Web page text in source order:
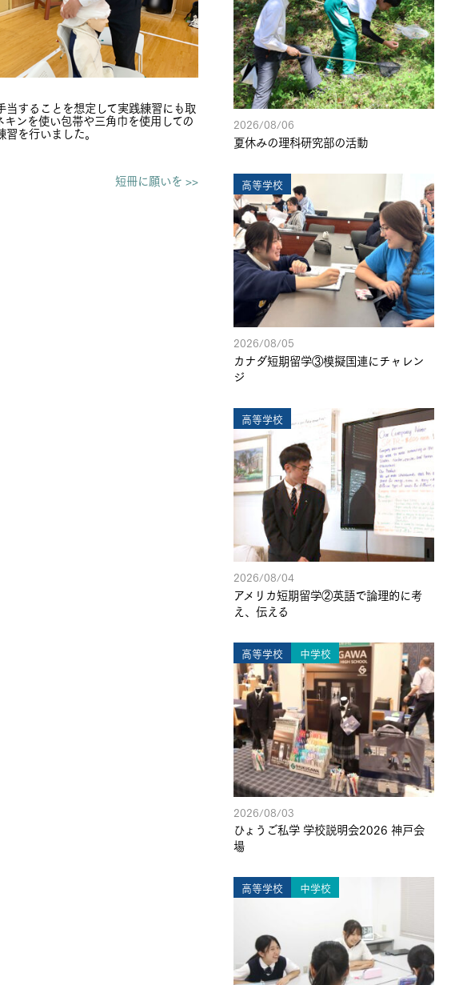
当することを想定して実践練習にも取
キンを使い包帯や三角巾を使用しての
を行いました。
短冊に願いを >>
2026/08/06
夏休みの理科研究部の活動
高等学校
2026/08/05
カナダ短期留学③模擬国連にチャレン
ジ
高等学校
2026/08/04
アメリカ短期留学②英語で論理的に考
え、伝える
高等学校 中学校
2026/08/03
ひょうご私学 学校説明会2026 神戸会
場
高等学校 中学校